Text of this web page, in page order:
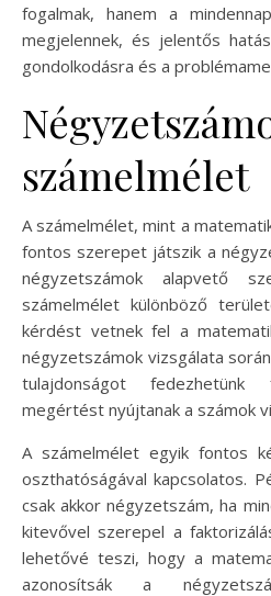
fogalmak, hanem a
megjelennek, és jelentős
gondolkodásra és a
számelmélet
A számelmélet, mint a
fontos szerepet játszik a
négyzetszámok alapvető
számelmélet különböző
kérdést vetnek fel a
négyzetszámok vizsgálata
tulajdonságot
megértést nyújtanak a számok
A számelmélet egyik fontos
oszthatóságával kapcsolatos.
csak akkor négyzetszám, ha
kitevővel szerepel a
lehetővé teszi, hogy a
azonosítsák a